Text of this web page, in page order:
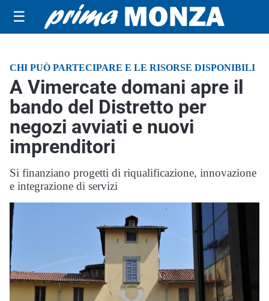
☰
CHI PUÒ PARTECIPARE E LE RISORSE DISPONIBILI
A Vimercate domani apre il
bando del Distretto per
negozi avviati e nuovi
imprenditori
Si finanziano progetti di riqualificazione, innovazione
e integrazione di servizi